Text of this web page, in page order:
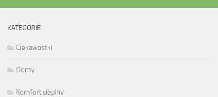
KATEGORIE
Ciekawostki
Domy
Komfort cieplny